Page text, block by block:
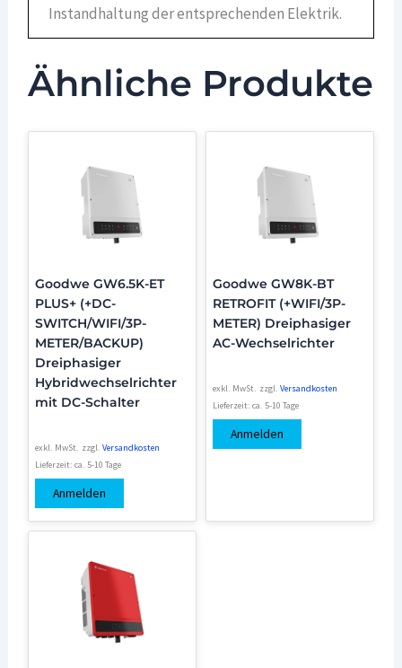
Instandhaltung der entsprechenden Elektrik.
Ähnliche Produkte
Goodwe GW6.5K-ET
PLUS+ (+DC-
SWITCH/WIFI/3P-
METER/BACKUP)
Dreiphasiger
Hybridwechselrichter
mit DC-Schalter
exkl. MwSt. zzgl.Versandkosten
Lieferzeit:ca. 5-10 Tage
Anmelden
Goodwe GW8K-BT
RETROFIT (+WIFI/3P-
METER) Dreiphasiger
AC-Wechselrichter
exkl. MwSt. zzgl. Versandkosten
Lieferzeit: ca. 5-10 Tage
Anmelden